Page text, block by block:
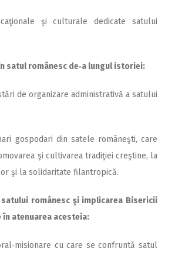
şi culturale dedicate satului
satul românesc de‑a lungul istoriei:
de organizare administrativă a satului
gospodari din satele româneşti, care
şi cultivarea tradiţiei creştine, la
şi la solidaritate filantro­pică.
românesc şi implicarea Bi­sericii
în atenuarea acesteia:
cu care se confruntă satul